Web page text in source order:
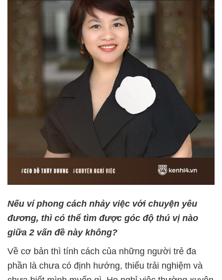
Nếu ví phong cách nhảy việc với chuyện yêu
đương, thì có thể tìm được góc độ thú vị nào
giữa 2 vấn đề này không?
Về cơ bản thì tính cách của những người trẻ đa
phần là chưa có định hướng, thiếu trải nghiệm và